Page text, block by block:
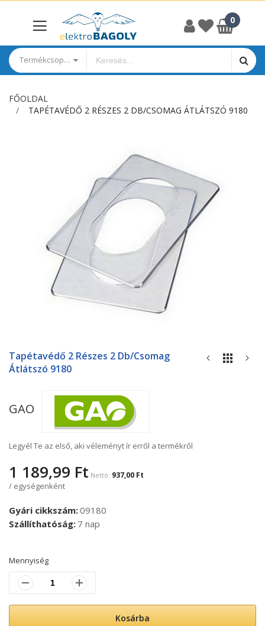
Termékcsoportok
FŐOLDAL
TAPÉTAVÉDŐ 2 RÉSZES 2 DB/CSOMAG ÁTLÁTSZÓ 9180
a
képgaléria
Tapétavédő 2 Részes 2 Db/csomag
Átlátszó 9180
GAO
Legyél Te az első, aki véleményt ír erről a termékről
1 189,99 Ft 937,00 Ft
/ egységenként
Gyári cikkszám 09180
Szállíthatóság 7 nap
Mennyiség
Kosárba